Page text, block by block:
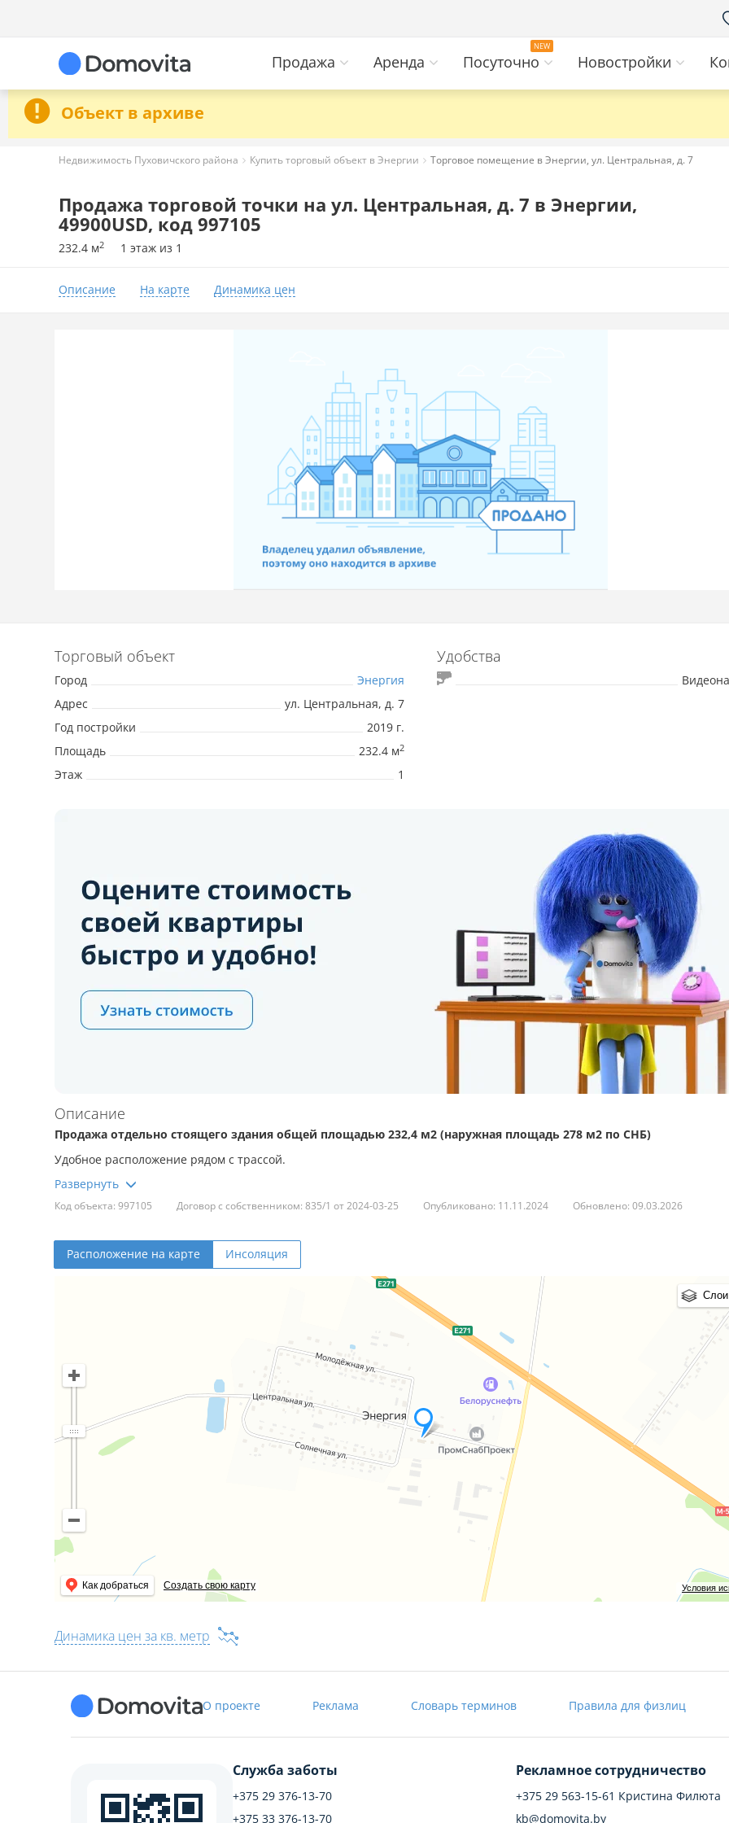
Продажа Аренда Посуточно Новостройки
Объект в архиве
Недвижимость Пуховичского района Купить торговый объект в Энергии Торговое помещение в Энергии, ул. Центральная, д. 7
Продажа торговой точки на ул. Центральная, д. 7 в Энергии,
49900USD, код 997105
232.4 м2 1 этаж из 1
Описание На карте Динамика цен
Торговый объект
Город
Энергия
Адрес
ул. Центральная, д. 7
Год постройки
2019 г.
Площадь
232.4 м2
Этаж 1
Удобства
Описание
Продажа отдельно стоящего здания общей площадью 232,4 м2 (наружная площадь 278 м2 по СНБ)
Удобное расположение рядом с трассой.
В здании сейчас действующий бизнес – продовольственный магазин.
Продажа вместе с торговым оборудованием. Список по запросу.
вентиляция естественного побуждения;
автономная канализация;
окна – стеклопакеты;
хороший ремонт.
Земельный участок 0,1766 га назначение – для обслуживания здания специализированного назначения розничной
Лицензия: №02240/362 от 31.07.2018, Министерство юстиции РБ
Код объекта: 997105 Договор с собственником: 835/1 от 2024-03-25 Опубликовано: 11.11.2024 Обновлено: 09.03.2026
Расположение на карте Инсоляция
Условия
Как добраться Создать свою карту
Слои
Динамика цен за кв. метр
О проекте Реклама Словарь терминов Правила для физлиц
Служба заботы
+375 29 376-13-70
+375 33 376-13-70
Рекламное сотрудничество
+375 29 563-15-61 Кристина Филюта
kb@domovita.by